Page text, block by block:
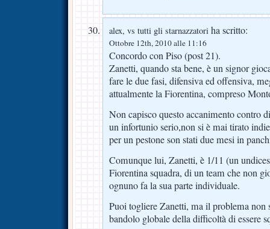
alex, vs tutti gli starnazzatori ha scritto:
Ottobre 12th, 2010 alle 11:16
Concordo con Piso (post 21).
Zanetti, quando sta bene, è un signor
fare le due fasi, difensiva ed offensiva,
attualmente la Fiorentina, compreso
Non capisco questo accanimento contro
un infortunio serio,non si è mai tirato
per un pestone son stati due mesi in
Comunque lui, Zanetti, è 1/11 (un
Fiorentina squadra, di un team che non
ognuno fa la sua parte individuale.
Puoi togliere Zanetti, ma il problema non
bandolo globale della difficoltà di essere